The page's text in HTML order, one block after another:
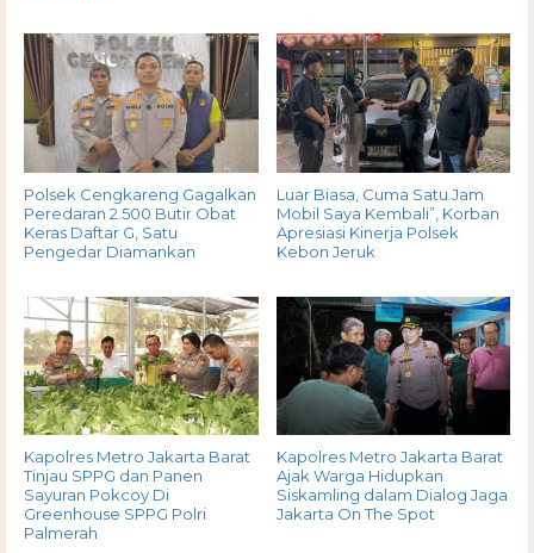
Polsek Cengkareng Gagalkan
Peredaran 2.500 Butir Obat
Keras Daftar G, Satu
Pengedar Diamankan
Luar Biasa, Cuma Satu Jam
Mobil Saya Kembali”, Korban
Apresiasi Kinerja Polsek
Kebon Jeruk
Kapolres Metro Jakarta Barat
Tinjau SPPG dan Panen
Sayuran Pokcoy Di
Greenhouse SPPG Polri
Palmerah
Kapolres Metro Jakarta Barat
Ajak Warga Hidupkan
Siskamling dalam Dialog Jaga
Jakarta On The Spot